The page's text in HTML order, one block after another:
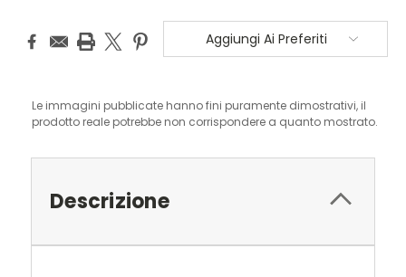
Aggiungi Ai Preferiti
Le immagini pubblicate hanno fini puramente dimostrativi, il
prodotto reale potrebbe non corrispondere a quanto mostrato.
Descrizione